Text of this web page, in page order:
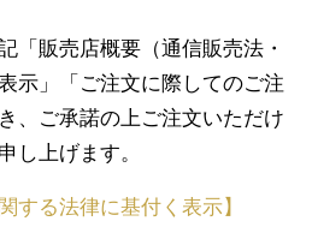
「販売店概要（通信販売法・
示」「ご注文に際してのご注
、ご承諾の上ご注文いただけ
し上げます。
する法律に基付く表示】